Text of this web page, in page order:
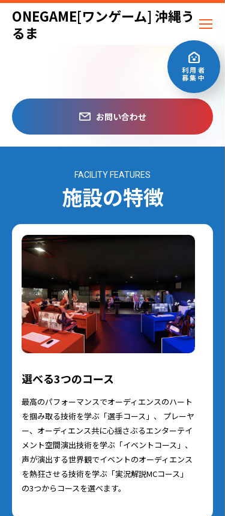
ONEGAME[ワンゲーム] 沖縄う
るま
お問い合わせ
利用者
募集中
FACILITY FEATURES
施設の特徴
選べる3つのコース
最高のパフォーマンスでオーディエンスのハート
を掴み取る技術を学ぶ「選手コース」、 プレーヤ
ー、オーディエンス共に心揺さぶるエンターテイ
メント空間演出技術を学ぶ「イベントコース」、
声が演出する世界観でイベントのオーディエンス
を熱狂させる技術を学ぶ「実況解説MCコース」
の3つからコースを選べます。